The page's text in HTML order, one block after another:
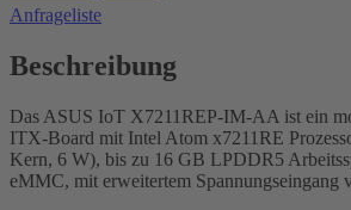
Anfrageliste
Beschreibung
Das ASUS IoT X7211REP-IM-AA ist ein
ITX-Board mit Intel Atom x7211RE
Kern, 6 W), bis zu 16 GB LPDDR5
eMMC, mit erweitertem Spannungseingang